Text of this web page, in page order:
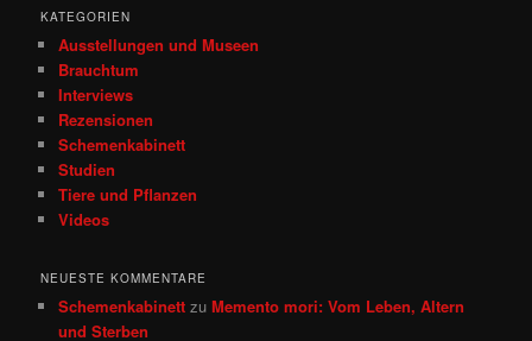
h
KATEGORIEN
Ausstellungen und Museen
Brauchtum
Interviews
Rezensionen
Schemenkabinett
Studien
Tiere und Pflanzen
Videos
NEUESTE KOMMENTARE
Schemenkabinett zuMemento mori: Vom Leben, Altern
und Sterben